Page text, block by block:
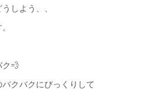
しよう、、
💨
クバクにびっくりして